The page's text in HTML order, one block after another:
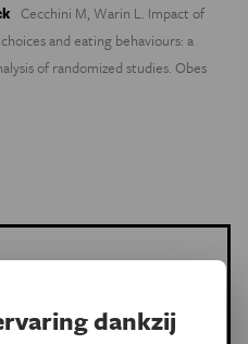
Cecchini M, Warin L. Impact of
and eating behaviours: a
of randomized studies. Obes
dankzij